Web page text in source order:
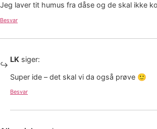
Jeg laver tit humus fra dåse og de skal ikke
Besvar
LK siger:
Super ide – det skal vi da også prøve 🙂
Besvar